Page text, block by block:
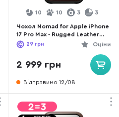
10 10 3 3
Чохол Nomad for Apple iPhone
17 Pro Max - Rugged Leather
Horween Rustic Brown
(NM011796858)
Оціни
29 грн
2 999 грн
Відправимо 12/08